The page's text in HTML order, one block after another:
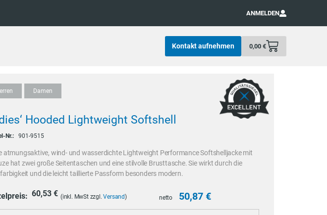
ANMELDEN
0,00 €
Kontakt aufnehmen
Damen
Hooded Lightweight Softshell
Nr.: 901-9515
atmungsaktive, wind- und wasserdichte Lightweight Performance Softshelljacke mit
hat zwei große Seitentaschen und eine stilvolle Brusttasche. Sie wirkt durch die
und die leicht taillierte Passform besonders modern.
60,53 € (inkl. MwSt zzgl.Versand) netto 50,87 €